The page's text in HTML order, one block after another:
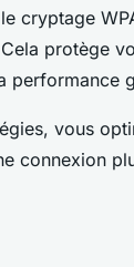
cryptage
protège
performance
vous
connexion